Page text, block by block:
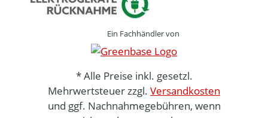
Ein Fachhändler von
* Alle Preise inkl. gesetzl.
Mehrwertsteuer zzgl. Versandkosten
und ggf. Nachnahmegebühren, wenn